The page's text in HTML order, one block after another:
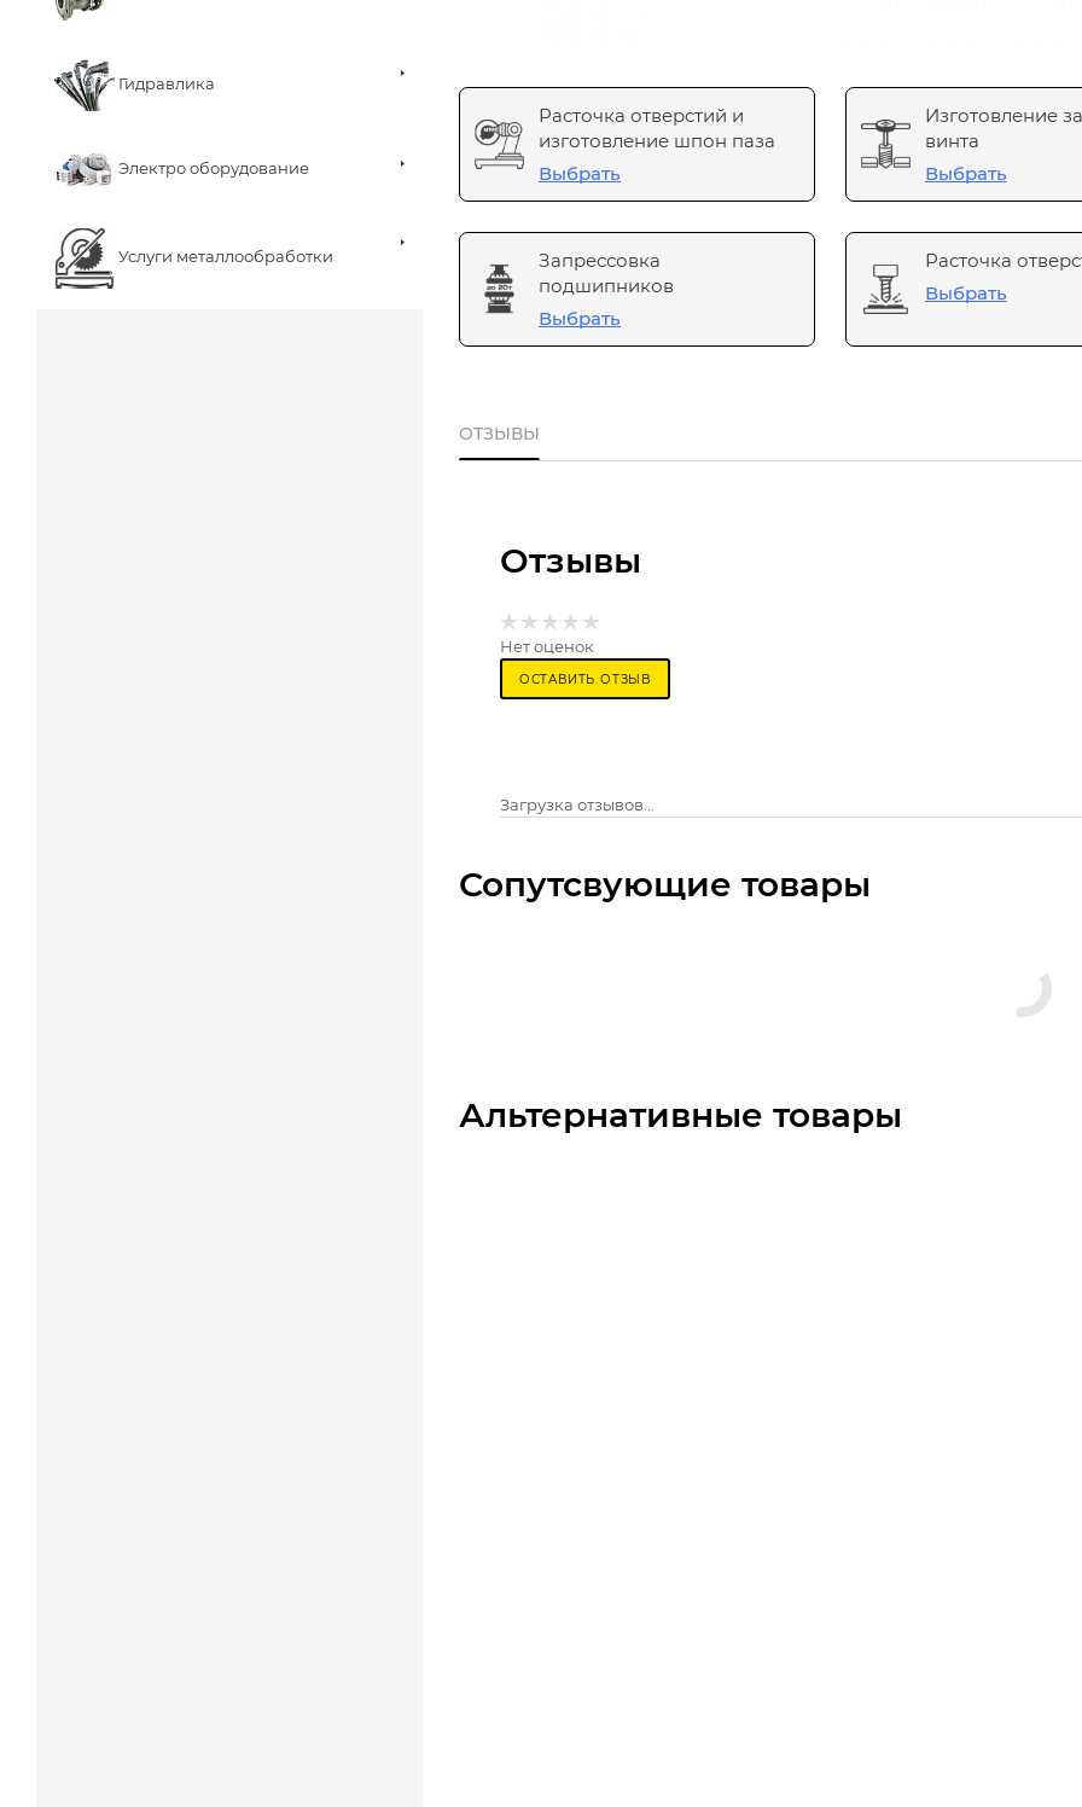
Гидравлика
Электро оборудование
Услуги металлообработки
Расточка отверстий и
изготовление шпон паза
Выбрать
Изготовление
винта
Выбрать
Запрессовка
подшипников
Выбрать
Расточка
Выбрать
ОТЗЫВЫ
Отзывы
Нет оценок
ОСТАВИТЬ ОТЗЫВ
Загрузка отзывов...
Сопутсвующие товары
Альтернативные товары